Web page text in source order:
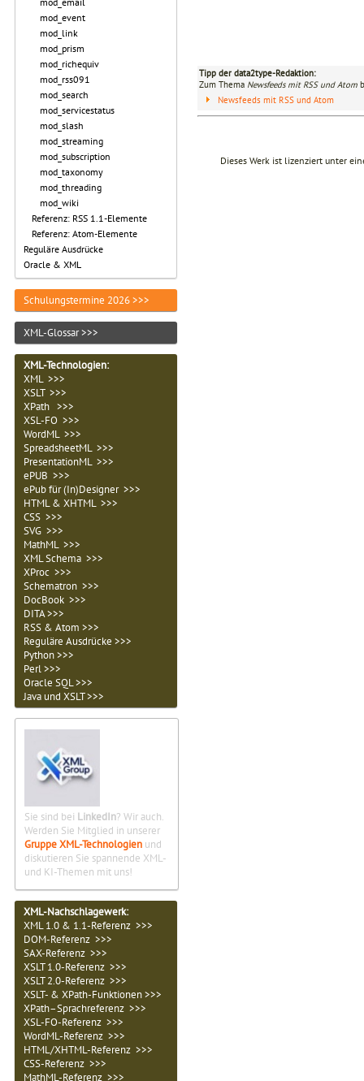
mod_event
mod_link
mod_prism
mod_richequiv
mod_rss091
mod_search
mod_servicestatus
mod_slash
mod_streaming
mod_subscription
mod_taxonomy
mod_threading
mod_wiki
Referenz: RSS 1.1-Elemente
Referenz: Atom-Elemente
Reguläre Ausdrücke
Oracle & XML
Schulungstermine 2026 >>>
XML-Glossar >>>
XML-Technologien:
XML >>>
XSLT >>>
XPath >>>
XSL-FO >>>
WordML >>>
SpreadsheetML >>>
PresentationML >>>
ePUB >>>
ePub für (In)Designer >>>
HTML & XHTML >>>
CSS >>>
SVG >>>
MathML >>>
XML Schema >>>
XProc >>>
Schematron >>>
DocBook >>>
DITA >>>
RSS & Atom >>>
Reguläre Ausdrücke >>>
Python >>>
Perl >>>
Oracle SQL >>>
Java und XSLT >>>
Sie sind bei LinkedIn? Wir auch.
Werden Sie Mitglied in unserer
Gruppe XML-Technologien und
diskutieren Sie spannende XML-
und KI-Themen mit uns!
XML-Nachschlagewerk:
XML 1.0 & 1.1-Referenz >>>
DOM-Referenz >>>
SAX-Referenz >>>
XSLT 1.0-Referenz >>>
XSLT 2.0-Referenz >>>
XSLT- & XPath-Funktionen >>>
XPath–Sprachreferenz >>>
XSL-FO-Referenz >>>
WordML-Referenz >>>
HTML/XHTML-Referenz >>>
CSS-Referenz >>>
MathML-Referenz >>>
Tipp der data2type-Redaktion:
Zum Thema Newsfeeds mit RSS und Atom
Newsfeeds mit RSS und Atom
Dieses Werk ist lizenziert unter